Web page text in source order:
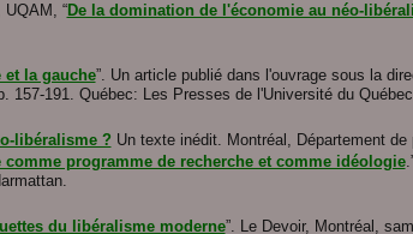
“De la domination de l'économie au néo-
la gauche”. Un article publié dans l'ouvrage sous la
157-191. Québec: Les Presses de l'Université du
libéralisme ? Un texte inédit. Montréal, Département
programme de recherche et comme idéologie
du libéralisme moderne”. Le Devoir, Montréal,